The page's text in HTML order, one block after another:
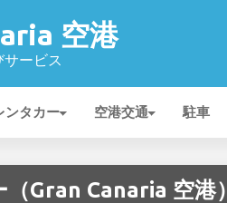
空港
ービス
ンタカー 空港交通 駐車
Gran Canaria 空港）